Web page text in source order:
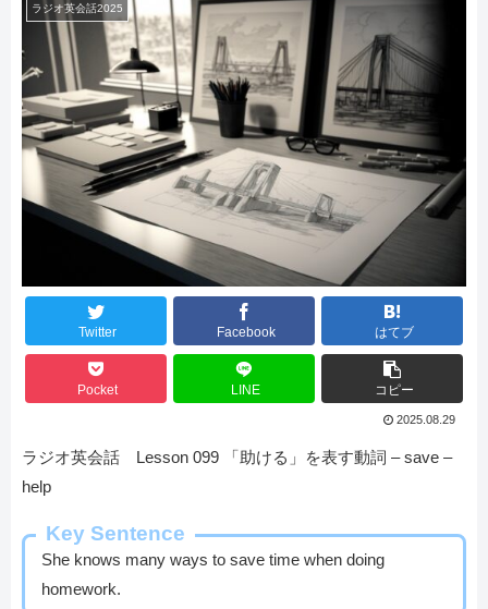
ラジオ英会話2025
Twitter Facebook はてブ
Pocket LINE コピー
2025.08.29
ラジオ英会話 Lesson 099 「助ける」を表す動詞 – save –
help
Key Sentence
She knows many ways to save time when doing
homework.